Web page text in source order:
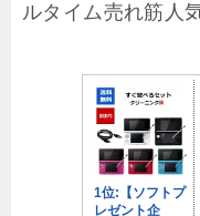
ルタイム売れ筋人